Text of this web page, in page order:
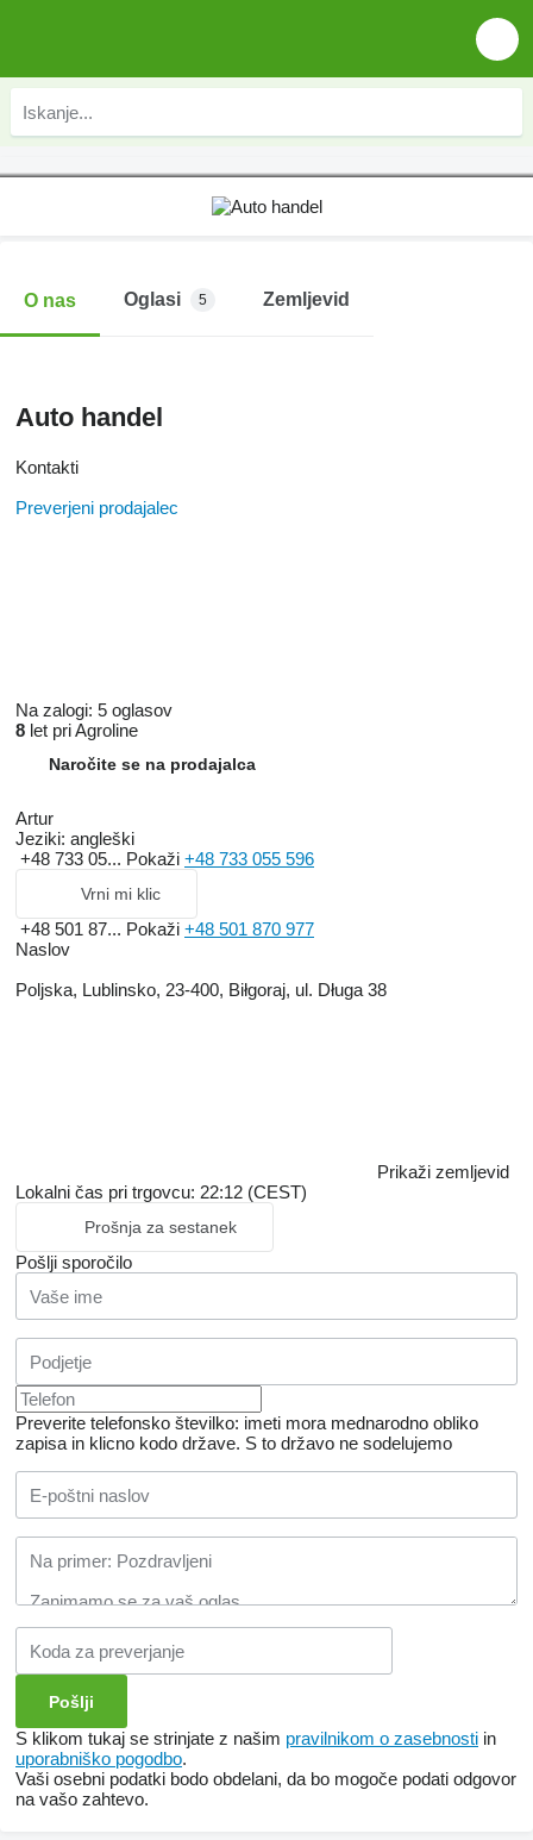
O nas Oglasi 5 Zemljevid
Auto handel
Kontakti
Preverjeni prodajalec
Na zalogi: 5 oglasov
8 let pri Agroline
Naročite se na prodajalca
Artur
Jeziki: angleški
+48 733 05... Pokaži +48 733 055 596
Vrni mi klic
+48 501 87... Pokaži +48 501 870 977
Naslov
Poljska, Lublinsko, 23-400, Biłgoraj, ul. Długa 38
Prikaži zemljevid
Lokalni čas pri trgovcu: 22:12 (CEST)
Prošnja za sestanek
Pošlji sporočilo
Preverite telefonsko številko: imeti mora mednarodno obliko
zapisa in klicno kodo države. S to državo ne sodelujemo
S klikom tukaj se strinjate z našim pravilnikom o zasebnosti in
uporabniško pogodbo.
Vaši osebni podatki bodo obdelani, da bo mogoče podati odgovor
na vašo zahtevo.